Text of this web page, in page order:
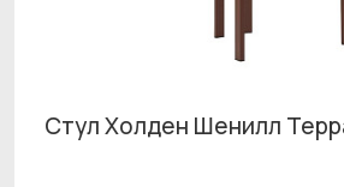
Стул Холден Шенилл